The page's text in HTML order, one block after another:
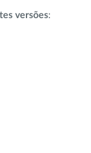
versões: